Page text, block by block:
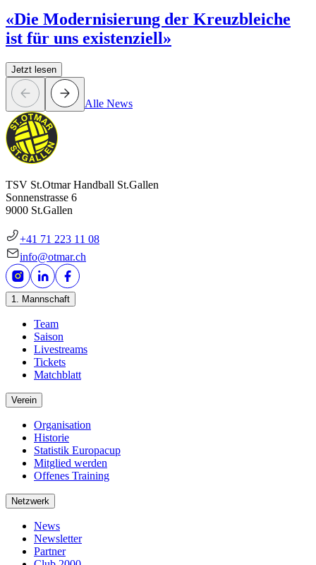
«Die Modernisierung der Kreuzbleiche
ist für uns existenziell»
Jetzt lesen
Alle News
TSV St.Otmar Handball St.Gallen
Sonnenstrasse 6
9000 St.Gallen
+41 71 223 11 08
info@otmar.ch
1. Mannschaft
Team
Saison
Livestreams
Tickets
Matchblatt
Verein
Organisation
Historie
Statistik Europacup
Mitglied werden
Offenes Training
Netzwerk
News
Newsletter
Partner